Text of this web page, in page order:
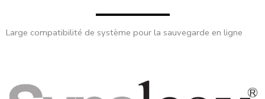
Large compatibilité de système pour la sauvegarde en ligne